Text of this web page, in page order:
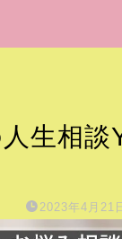
生相談
2023年4月21